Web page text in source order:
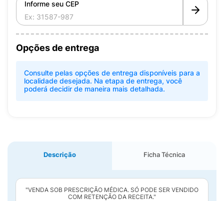
Informe seu CEP
Opções de entrega
Consulte pelas opções de entrega disponíveis para a
localidade desejada. Na etapa de entrega, você
poderá decidir de maneira mais detalhada.
Descrição Ficha Técnica
"VENDA SOB PRESCRIÇÃO MÉDICA. SÓ PODE SER VENDIDO
COM RETENÇÃO DA RECEITA."